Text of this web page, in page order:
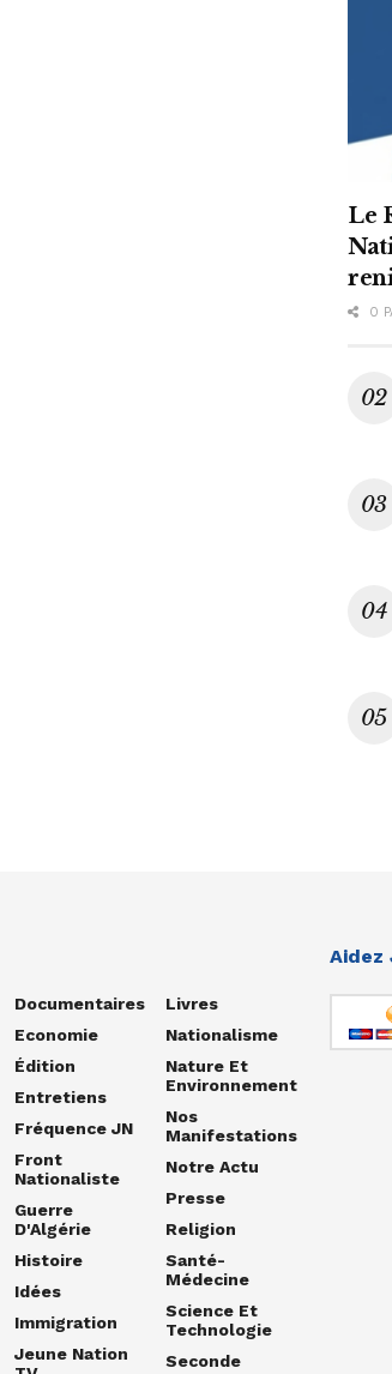
Le
0
Documentaires
Economie
Édition
Entretiens
Fréquence JN
Front
Nationaliste
Guerre
D'Algérie
Histoire
Idées
Immigration
Jeune Nation
Livres
Nationalisme
Nature Et
Environnement
Nos
Manifestations
Notre Actu
Presse
Religion
Santé-
Médecine
Science Et
Technologie
Seconde
Aidez